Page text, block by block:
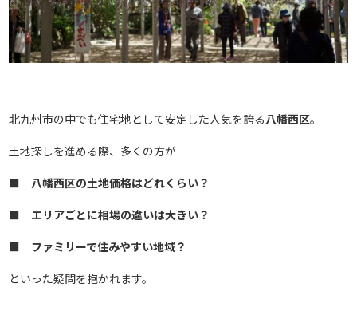
北九州市の中でも住宅地として安定した人気を誇る八幡西区。
土地探しを進める際、多くの方が
■ 八幡西区の土地価格はどれくらい？
■ エリアごとに相場の違いは大きい？
■ ファミリーで住みやすい地域？
といった疑問を抱かれます。